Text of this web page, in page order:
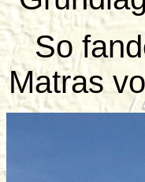
So
Matras